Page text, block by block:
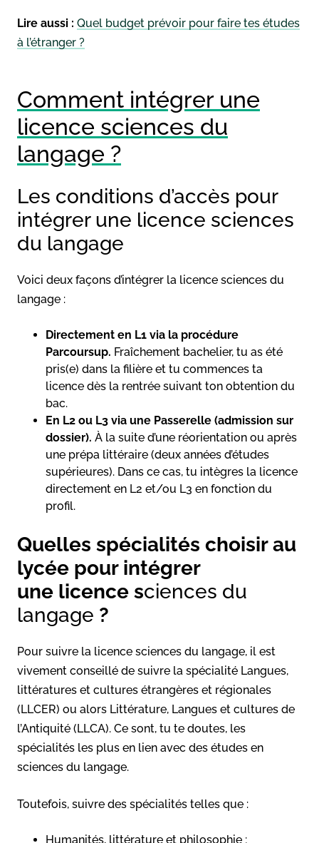
Lire aussi : Quel budget prévoir pour faire tes études
à l’étranger ?
Comment intégrer une
licence sciences du
langage ?
Les conditions d’accès pour
intégrer une licence sciences
du langage
Voici deux façons d’intégrer la licence sciences du
langage :
Directement en L1 via la procédure
Parcoursup. Fraîchement bachelier, tu as été
pris(e) dans la filière et tu commences ta
licence dès la rentrée suivant ton obtention du
bac.
En L2 ou L3 via une Passerelle (admission sur
dossier). À la suite d’une réorientation ou après
une prépa littéraire (deux années d’études
supérieures). Dans ce cas, tu intègres la licence
directement en L2 et/ou L3 en fonction du
profil.
Quelles spécialités choisir au
lycée pour intégrer
une licence sciences du
langage ?
Pour suivre la licence sciences du langage, il est
vivement conseillé de suivre la spécialité Langues,
littératures et cultures étrangères et régionales
(LLCER) ou alors Littérature, Langues et cultures de
l’Antiquité (LLCA). Ce sont, tu te doutes, les
spécialités les plus en lien avec des études en
sciences du langage.
Toutefois, suivre des spécialités telles que :
Humanités, littérature et philosophie ;